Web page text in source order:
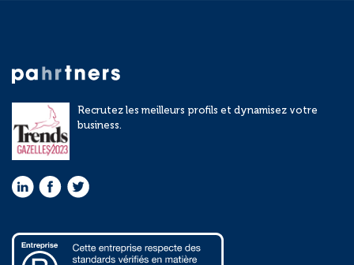
Recrutez les meilleurs profils et dynamisez votre
business.